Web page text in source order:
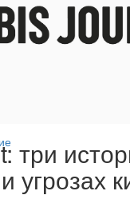
три
угрозах